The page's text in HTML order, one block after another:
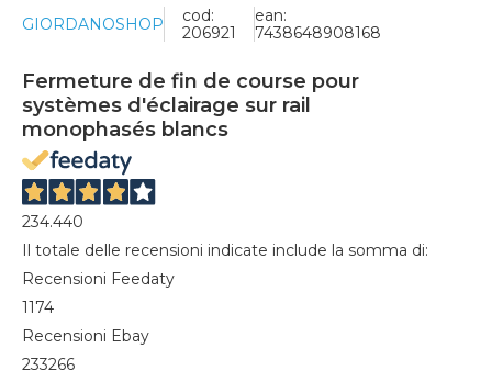
GIORDANOSHOP
cod:
206921
ean:
7438648908168
Fermeture de fin de course pour
systèmes d'éclairage sur rail
monophasés blancs
234.440
Il totale delle recensioni indicate include la somma di:
Recensioni Feedaty
1174
Recensioni Ebay
233266